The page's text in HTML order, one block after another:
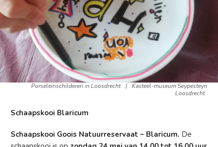
Porseleinschilderen in Loosdrecht |
Kasteel-museum Seypesteyn
Loosdrecht
Schaapskooi Blaricum
Schaapskooi Goois Natuurreservaat – Blaricum. De